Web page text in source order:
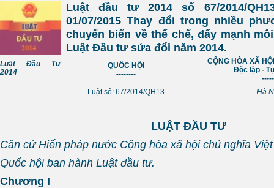
Luật Đầu Tư
2014
Luật đầu tư 2014 số 67/2014/
01/07/2015 Thay đổi trong nhiều
chuyển biến về thể chế, đẩy mạnh
Luật Đầu tư sửa đổi năm 2014.
QUỐC HỘI
--------
CỘNG HÒA XÃ
Độc lập -
Luật số: 67/2014/QH13
Hà
LUẬT ĐẦU TƯ
Căn cứ Hiến pháp nước Cộng hòa xã hội chủ nghĩa
Quốc hội ban hành Luật đầu tư.
Chương I